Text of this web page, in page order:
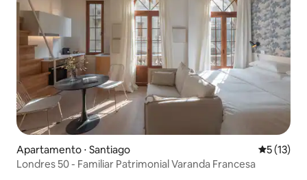
Apartamento ⋅ Santiago 5 de uma
5 (13)
Londres 50 - Familiar Patrimonial Varanda Francesa